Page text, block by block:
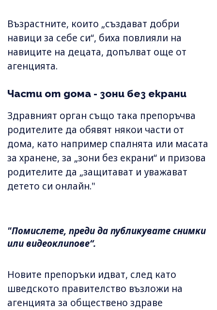
Възрастните, които „създават добри
навици за себе си“, биха повлияли на
навиците на децата, допълват още от
агенцията.
Части от дома - зони без екрани
Здравният орган също така препоръчва
родителите да обявят някои части от
дома, като например спалнята или масата
за хранене, за „зони без екрани“ и призова
родителите да „защитават и уважават
детето си онлайн."
"Помислете, преди да публикувате снимки
или видеоклипове“.
Новите препоръки идват, след като
шведското правителство възложи на
агенцията за обществено здраве